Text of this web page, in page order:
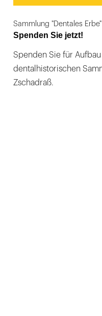
Sammlung "Dentales Erbe"
Spenden Sie jetzt!
Spenden Sie für
dentalhistorischen
Zschadraß.